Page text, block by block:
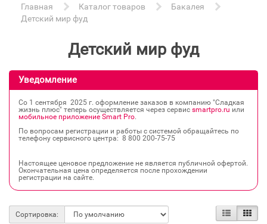
Главная
Каталог товаров
Бакалея
Детский мир фуд
Детский мир фуд
Уведомление
Со 1 сентября 2025 г. оформление заказов в компанию "Сладкая
жизнь плюс" теперь осуществляется через сервис smartpro.ru или
мобильное приложение Smart Pro.
По вопросам регистрации и работы с системой обращайтесь по
телефону сервисного центра: 8 800 200‐75‐75
Настоящее ценовое предложение не является публичной офертой.
Окончательная цена определяется после прохождении
регистрации на сайте.
Сортировка: